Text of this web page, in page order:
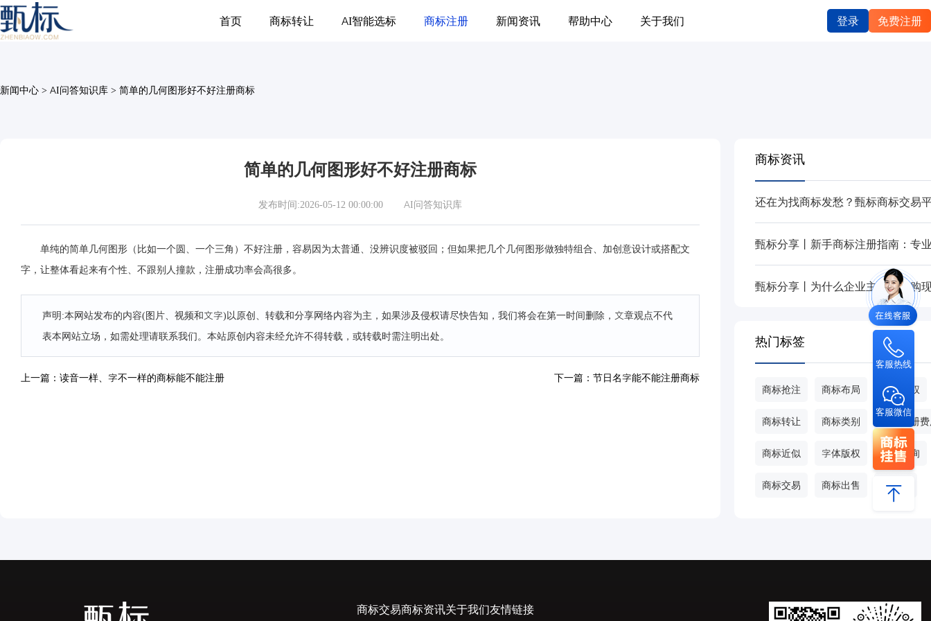
首页 商标转让 AI智能选标 商标注册 新闻资讯 帮助中心 关于我们 登录 免费注册
新闻中心 > AI问答知识库 > 简单的几何图形好不好注册商标
简单的几何图形好不好注册商标
发布时间:2026-05-12 00:00:00 AI问答知识库
单纯的简单几何图形（比如一个圆、一个三角）不好注册，容易因为太普通、没辨识度被驳回；但如果把几个几何图形做独特组合、加创意设计或搭配文
字，让整体看起来有个性、不跟别人撞款，注册成功率会高很多。
声明:本网站发布的内容(图片、视频和文字)以原创、转载和分享网络内容为主，如果涉及侵权请尽快告知，我们将会在第一时间删除，文章观点不代
表本网站立场，如需处理请联系我们。本站原创内容未经允许不得转载，或转载时需注明出处。
上一篇：读音一样、字不一样的商标能不能注册 下一篇：节日名字能不能注册商标
商标资讯
热门标签
商标抢注 商标布局 商标侵权
商标转让 商标类别 商标注册
商标近似 字体版权 商标查询
商标交易 商标出售 甄标网
商标交易商标资讯关于我们友情链接
客服热线
客服微信